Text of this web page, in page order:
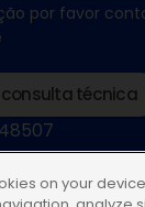
por favor
técnica
on your